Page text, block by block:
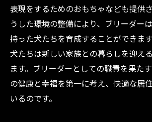
表現をするためのおもちゃなども提供
うした環境の整備により、ブリーダー
持った犬たちを育成することができま
犬たちは新しい家族との暮らしを迎え
ます。ブリーダーとしての職責を果た
の健康と幸福を第一に考え、快適な居
いるのです。